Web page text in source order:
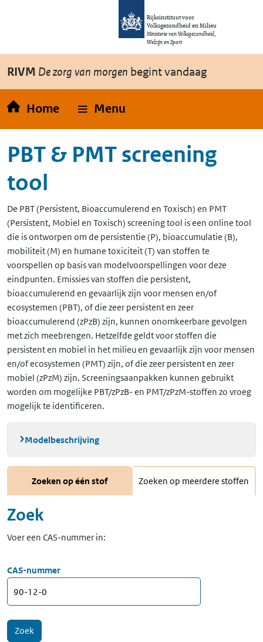
Overslaan en naar de inhoud gaan
Rijksinstituut voor
Volksgezondheid en Milieu
Ministerie van Volksgezondheid,
Welzijn en Sport
RIVM De zorg van morgen begint vandaag
Home Menu
PBT & PMT screening
tool
De PBT(Persistent, Bioaccumulerend en Toxisch) en PMT
(Persistent, Mobiel en Toxisch) screening tool is een online tool
die is ontworpen om de persistentie (P), bioaccumulatie (B),
mobiliteit (M) en humane toxiciteit (T) van stoffen te
voorspellen op basis van modelvoorspellingen voor deze
eindpunten. Emissies van stoffen die persistent,
bioaccumulerend en gevaarlijk zijn voor mensen en/of
ecosystemen (PBT), of die zeer persistent en zeer
bioaccumulerend (zPzB) zijn, kunnen onomkeerbare gevolgen
met zich meebrengen. Hetzelfde geldt voor stoffen die
persistent en mobiel in het milieu en gevaarlijk zijn voor mensen
en/of ecosystemen (PMT) zijn, of die zeer persistent en zeer
mobiel (zPzM) zijn. Screeningsaanpakken kunnen gebruikt
worden om mogelijke PBT/zPzB- en PMT/zPzM-stoffen zo vroeg
mogelijk te identificeren.
Modelbeschrijving
Zoeken op één stof Zoeken op meerdere stoffen
Zoek
Voer een CAS-nummer in:
CAS-nummer